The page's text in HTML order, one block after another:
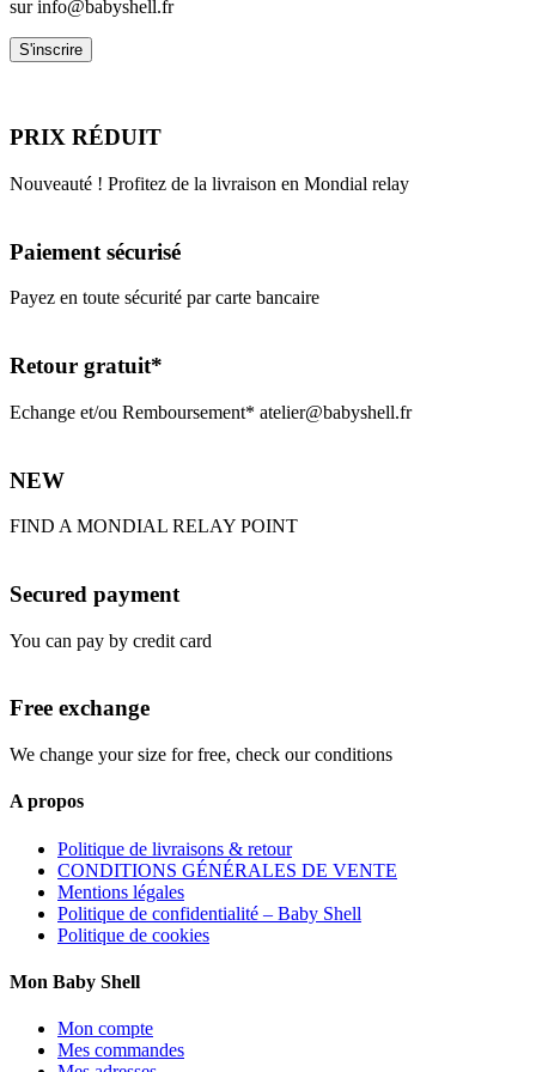
sur info@babyshell.fr
PRIX RÉDUIT
Nouveauté ! Profitez de la livraison en Mondial relay
Paiement sécurisé
Payez en toute sécurité par carte bancaire
Retour gratuit*
Echange et/ou Remboursement* atelier@babyshell.fr
NEW
FIND A MONDIAL RELAY POINT
Secured payment
You can pay by credit card
Free exchange
We change your size for free, check our conditions
A propos
Politique de livraisons & retour
CONDITIONS GÉNÉRALES DE VENTE
Mentions légales
Politique de confidentialité – Baby Shell
Politique de cookies
Mon Baby Shell
Mon compte
Mes commandes